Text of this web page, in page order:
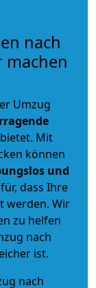
nach
machen
Umzug
Mit
können
und
dass Ihre
werden. Wir
zu helfen
nach
ist.
nach